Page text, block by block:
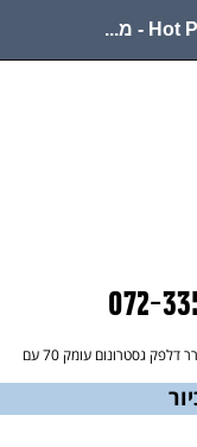
>> מקרר דלפק גסטרונום עומק 70 עם